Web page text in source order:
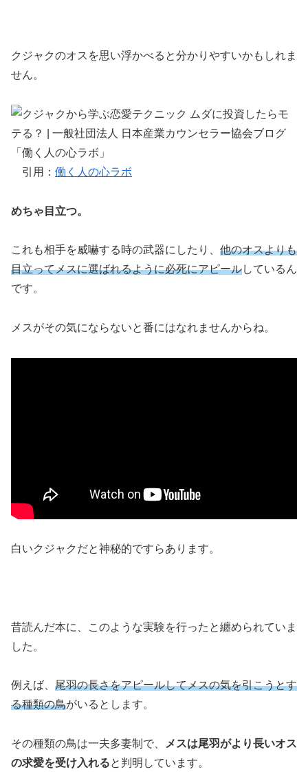
クジャクのオスを思い浮かべると分かりやすいかもしれま
せん。
引用： 働く人の心ラボ
めちゃ目立つ。
これも相手を威嚇する時の武器にしたり、 他のオスよりも
目立ってメスに選ばれるように必死にアピールしているん
です。
メスがその気にならないと番にはなれませんからね。
白いクジャクだと神秘的ですらあります。
昔読んだ本に、このような実験を行ったと纏められていま
した。
例えば、 尾羽の長さをアピールしてメスの気を引こうとす
る種類の鳥がいるとします。
その種類の鳥は一夫多妻制で、
メスは尾羽がより長いオス
の求愛を受け入れると判明しています。